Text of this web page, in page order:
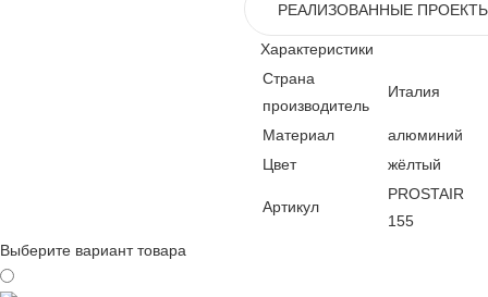
РЕАЛИЗОВАННЫЕ
Характеристики
Страна
производитель
Италия
Материал
алюминий
Цвет
жёлтый
Артикул
PROSTAIR
155
Выберите вариант товара